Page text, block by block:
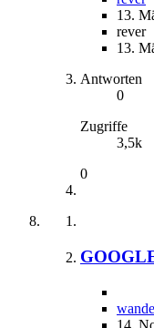
13.
rever
13.
Antworten
0
Zugriffe
3,5k
0
14.